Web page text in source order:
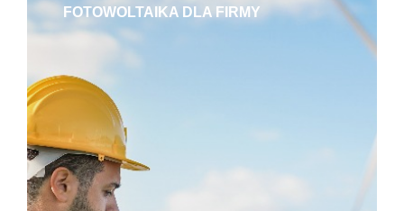
FOTOWOLTAIKA DLA FIRMY